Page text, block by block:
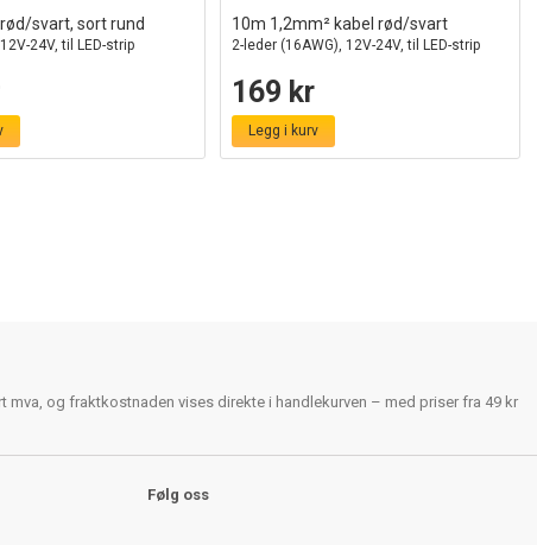
svart, sort rund
24V, til LED-strip
10m 1,2mm² kabel rød/svart
2-leder (16AWG), 12V-24V, til LED-strip
169 kr
Legg i kurv
og fraktkostnaden vises direkte i handlekurven – med priser fra 49 kr
Følg oss